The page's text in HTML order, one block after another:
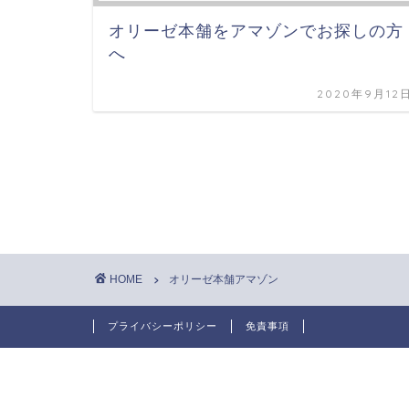
オリーゼ本舗をアマゾンでお探しの方
へ
2020年9月12
HOME オリーゼ本舗アマゾン
プライバシーポリシー 免責事項